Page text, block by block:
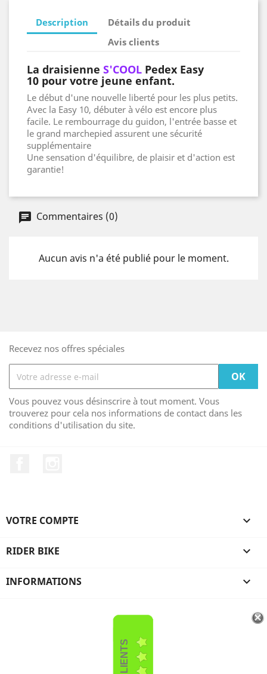
Description
Détails du produit
Avis clients
La draisienne S'COOL Pedex Easy
10 pour votre jeune enfant.
Le début d'une nouvelle liberté pour les plus petits.
Avec la Easy 10, débuter à vélo est encore plus
facile. Le rembourrage du guidon, l'entrée basse et
le grand marchepied assurent une sécurité
supplémentaire
Une sensation d'équilibre, de plaisir et d'action est
garantie!
Commentaires (0)
Aucun avis n'a été publié pour le moment.
Recevez nos offres spéciales
Vous pouvez vous désinscrire à tout moment. Vous
trouverez pour cela nos informations de contact dans les
conditions d'utilisation du site.
VOTRE COMPTE 
RIDER BIKE 
INFORMATIONS 